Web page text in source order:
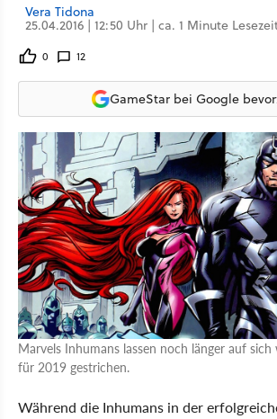
Vera Tidona
25.04.2016 | 12:50 Uhr | ca. 1 Minute
0 12
GameStar bei Google
Marvels Inhumans lassen noch länger auf
für 2019 gestrichen.
Während die Inhumans in der